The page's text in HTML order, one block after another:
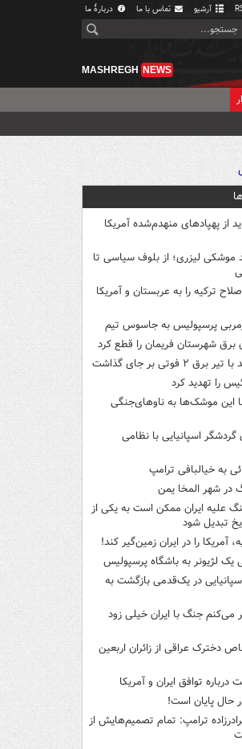
آرشیو تماس با ما دربارهٔ ما
MASHREGH NEWS
از پهپادهای منهدم‌شده آمریکا
موشکی لیزری؛ از بلوف سیاسی تا
ترکیه را به عربستان و آمریکا
پرسپولیس به جاسوس تیم
برق شهرستان فریمان را قطع کرد
۲ فوتی بر جای گذاشت
را تهدید کرد
با این موشک‌ها به ناوهای‌جنگی
اسپانیایی با نظامی
به خیالبافی ترامپ
در شهر المخا یمن
علیه ایران ممکن است به یکی از
تبدیل شود
آمریکا را در ایران زمین‌گیر کند!
یک لژیونر به باشگاه پرسپولیس
اسپانیایی در یک‌قدمی بازگشت به
می‌کنم جنگ با ایران خیلی زود
دخترک عراقی از زائران اربعین
درباره توافق ایران و آمریکا
حال پایان است!
ترامپ: تمام تصمیم‌هایش از